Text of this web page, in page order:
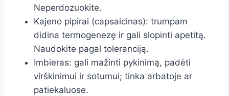
Neperdozuokite.
Kajeno pipirai (capsaicinas): trumpam
didina termogenezę ir gali slopinti apetitą.
Naudokite pagal toleranciją.
Imbieras: gali mažinti pykinimą, padėti
virškinimui ir sotumui; tinka arbatoje ar
patiekaluose.